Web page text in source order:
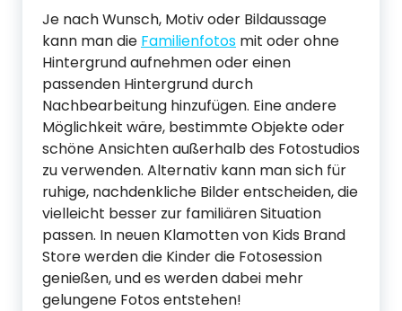
Je nach Wunsch, Motiv oder Bildaussage
kann man die Familienfotos mit oder ohne
Hintergrund aufnehmen oder einen
passenden Hintergrund durch
Nachbearbeitung hinzufügen. Eine andere
Möglichkeit wäre, bestimmte Objekte oder
schöne Ansichten außerhalb des Fotostudios
zu verwenden. Alternativ kann man sich für
ruhige, nachdenkliche Bilder entscheiden, die
vielleicht besser zur familiären Situation
passen. In neuen Klamotten von Kids Brand
Store werden die Kinder die Fotosession
genießen, und es werden dabei mehr
gelungene Fotos entstehen!